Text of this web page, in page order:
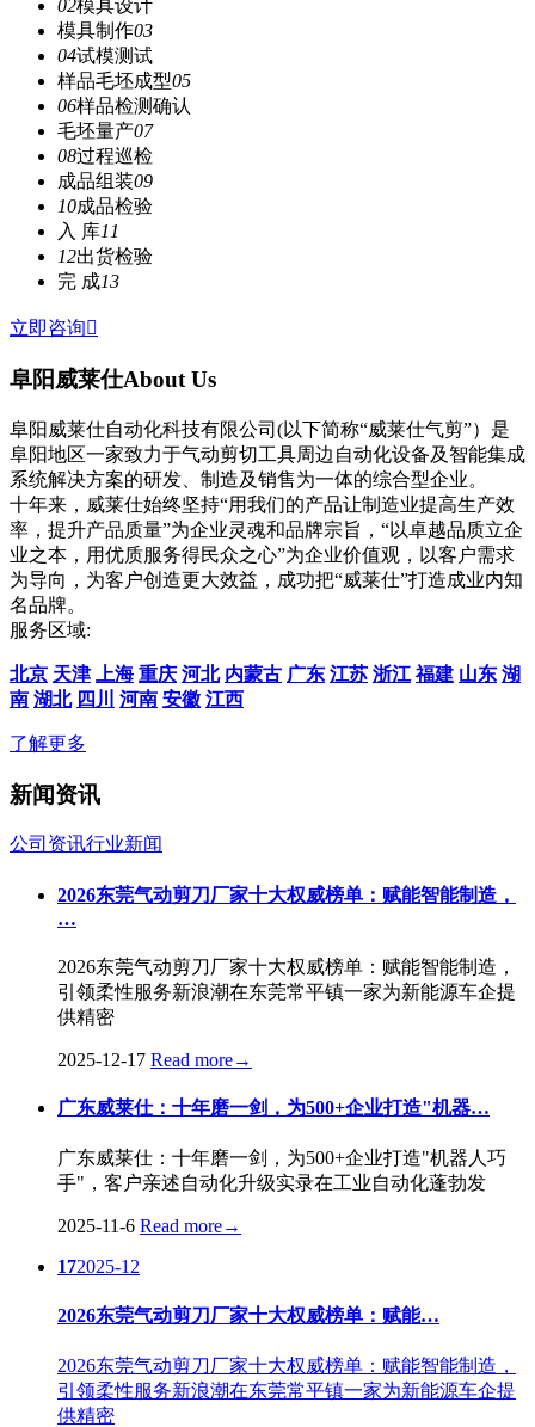
02模具设计
模具制作03
04试模测试
样品毛坯成型05
06样品检测确认
毛坯量产07
08过程巡检
成品组装09
10成品检验
入 库11
12出货检验
完 成13
立即咨询
阜阳威莱仕About Us
阜阳威莱仕自动化科技有限公司(以下简称“威莱仕气剪”）是
阜阳地区一家致力于气动剪切工具周边自动化设备及智能集成
系统解决方案的研发、制造及销售为一体的综合型企业。
十年来，威莱仕始终坚持“用我们的产品让制造业提高生产效
率，提升产品质量”为企业灵魂和品牌宗旨，“以卓越品质立企
业之本，用优质服务得民众之心”为企业价值观，以客户需求
为导向，为客户创造更大效益，成功把“威莱仕”打造成业内知
名品牌。
服务区域:
北京 天津 上海 重庆 河北 内蒙古 广东 江苏 浙江 福建 山东 湖
南 湖北 四川 河南 安徽 江西
了解更多
新闻资讯
公司资讯行业新闻
2026东莞气动剪刀厂家十大权威榜单：赋能智能制造，
…
2026东莞气动剪刀厂家十大权威榜单：赋能智能制造，
引领柔性服务新浪潮在东莞常平镇一家为新能源车企提
供精密
2025-12-17 Read more→
广东威莱仕：十年磨一剑，为500+企业打造"机器…
广东威莱仕：十年磨一剑，为500+企业打造"机器人巧
手"，客户亲述自动化升级实录在工业自动化蓬勃发
2025-11-6 Read more→
172025-12
2026东莞气动剪刀厂家十大权威榜单：赋能…
2026东莞气动剪刀厂家十大权威榜单：赋能智能制造，
引领柔性服务新浪潮在东莞常平镇一家为新能源车企提
供精密